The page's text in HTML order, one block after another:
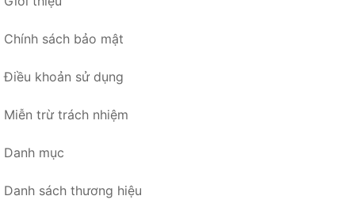
Chính sách bảo mật
Điều khoản sử dụng
Miễn trừ trách nhiệm
Danh mục
Danh sách thương hiệu